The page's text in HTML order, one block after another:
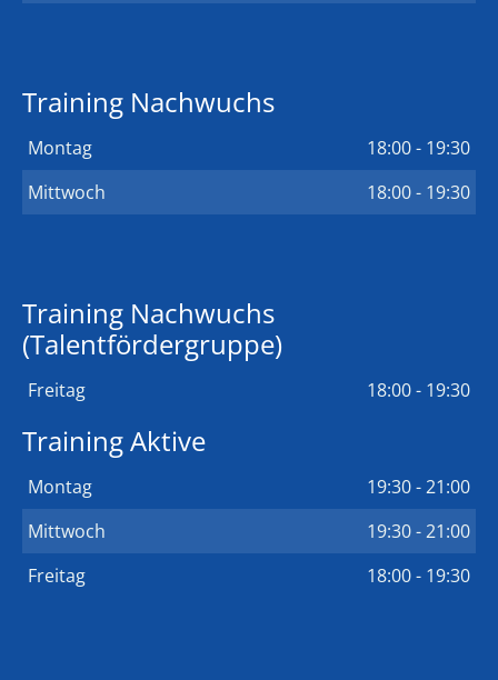
Training Nachwuchs
Montag
18:00 - 19:30
Mittwoch
18:00 - 19:30
Training Nachwuchs
(Talentfördergruppe)
Freitag 18:00 - 19:30
Training Aktive
Montag
19:30 - 21:00
Mittwoch
19:30 - 21:00
Freitag
18:00 - 19:30